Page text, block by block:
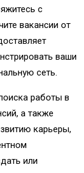
с
вакансии от
ваши
сеть.
работы в
а также
карьеры,
или